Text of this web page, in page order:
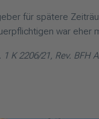
für spätere
war eher
K 2206/21, Rev.